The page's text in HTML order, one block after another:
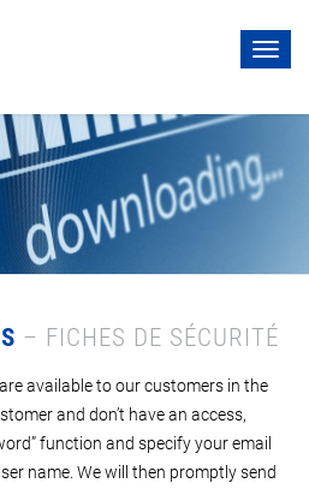
– FICHES DE SÉCURITÉ
available to our customers in the
and don’t have an access,
function and specify your email
name. We will then promptly send